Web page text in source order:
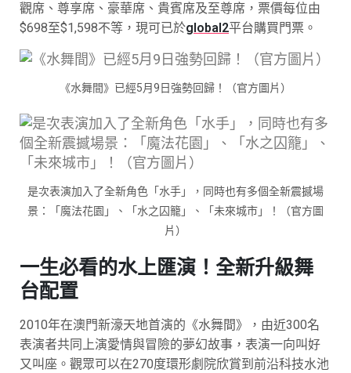
觀席、尊享席、豪華席、貴賓席及至尊席，票價每位由
$698至$1,598不等，現可已於global2平台購買門票。
《水舞間》已經5月9日強勢回歸！（官方圖片）
是次表演加入了全新角色「水手」，同時也有多個全新震撼場
景：「魔法花園」、「水之囚籠」、「未來城市」！（官方圖
片）
一生必看的水上匯演！全新升級舞
台配置
2010年在澳門新濠天地首演的《水舞間》，由近300名
表演者共同上演愛情與冒險的夢幻故事，表演一向叫好
又叫座。觀眾可以在270度環形劇院欣賞到前沿科技水池